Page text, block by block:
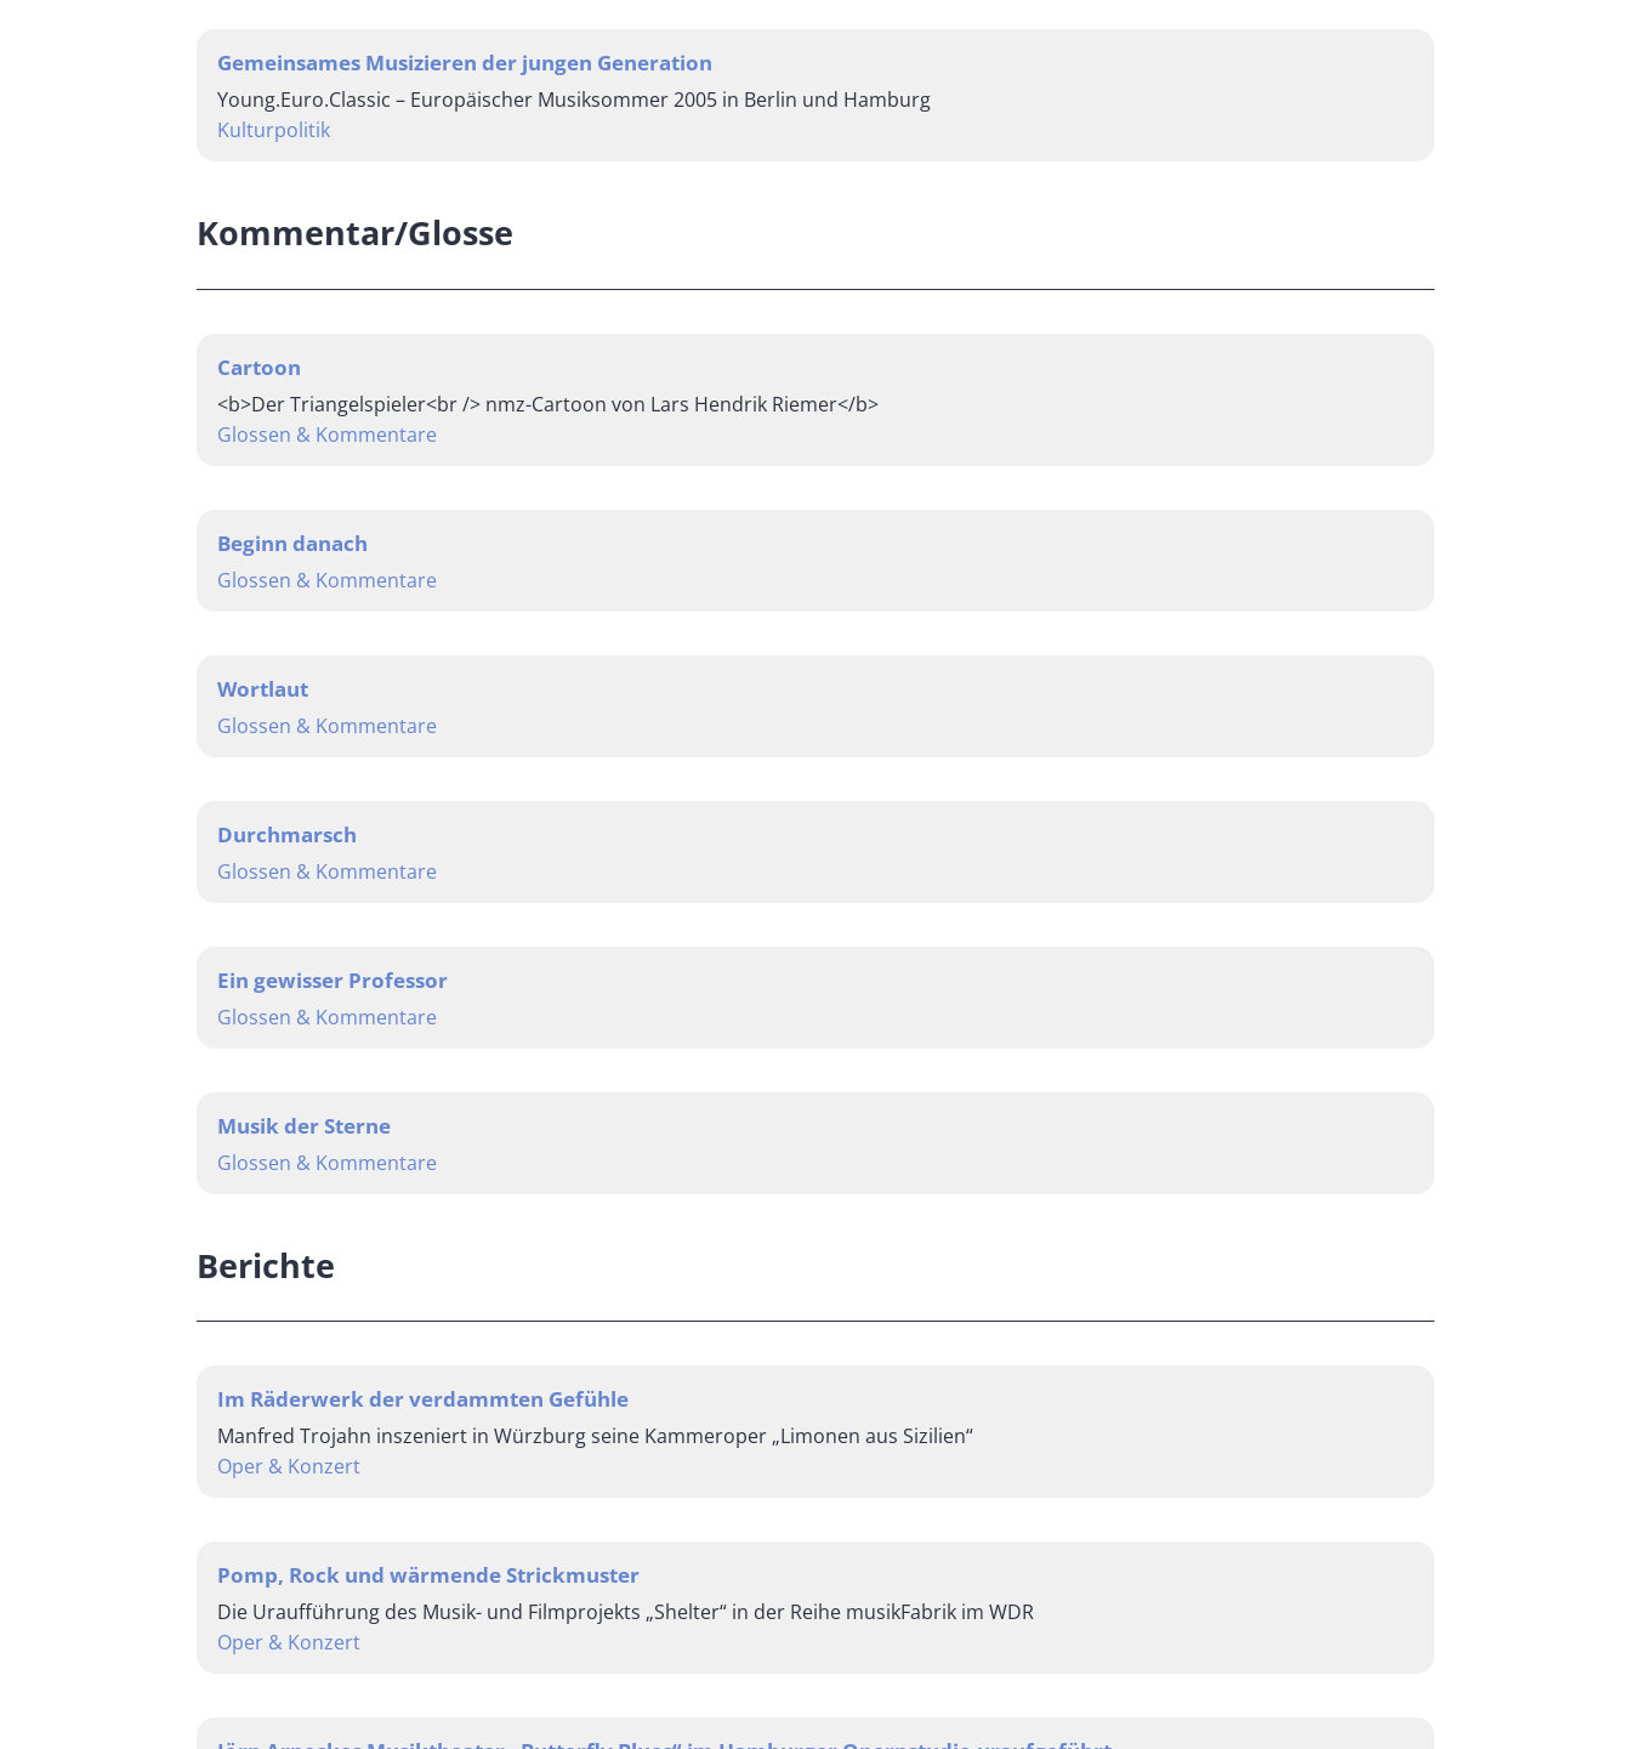
Gemeinsames Musizieren der jungen Generation
Young.Euro.Classic – Europäischer Musiksommer 2005 in Berlin und Hamburg
Kulturpolitik
Kommentar/Glosse
Cartoon
<b>Der Triangelspieler<br /> nmz-Cartoon von Lars Hendrik Riemer</b>
Glossen & Kommentare
Beginn danach
Glossen & Kommentare
Wortlaut
Glossen & Kommentare
Durchmarsch
Glossen & Kommentare
Ein gewisser Professor
Glossen & Kommentare
Musik der Sterne
Glossen & Kommentare
Berichte
Im Räderwerk der verdammten Gefühle
Manfred Trojahn inszeniert in Würzburg seine Kammeroper „Limonen aus Sizilien“
Oper & Konzert
Pomp, Rock und wärmende Strickmuster
Die Uraufführung des Musik- und Filmprojekts „Shelter“ in der Reihe musikFabrik im WDR
Oper & Konzert